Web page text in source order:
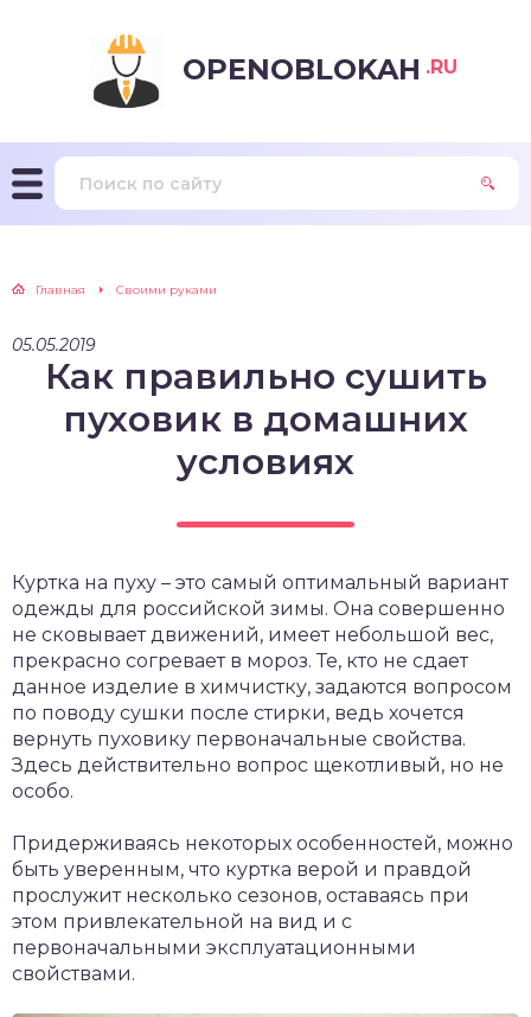
OPENOBLOKAH .RU
Главная Своими руками
05.05.2019
Как правильно сушить
пуховик в домашних
условиях
Куртка на пуху – это самый оптимальный вариант
одежды для российской зимы. Она совершенно
не сковывает движений, имеет небольшой вес,
прекрасно согревает в мороз. Те, кто не сдает
данное изделие в химчистку, задаются вопросом
по поводу сушки после стирки, ведь хочется
вернуть пуховику первоначальные свойства.
Здесь действительно вопрос щекотливый, но не
особо.
Придерживаясь некоторых особенностей, можно
быть уверенным, что куртка верой и правдой
прослужит несколько сезонов, оставаясь при
этом привлекательной на вид и с
первоначальными эксплуатационными
свойствами.